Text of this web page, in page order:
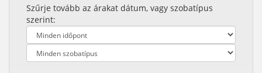
Szűrje tovább az árakat dátum, vagy szobatípus
szerint: